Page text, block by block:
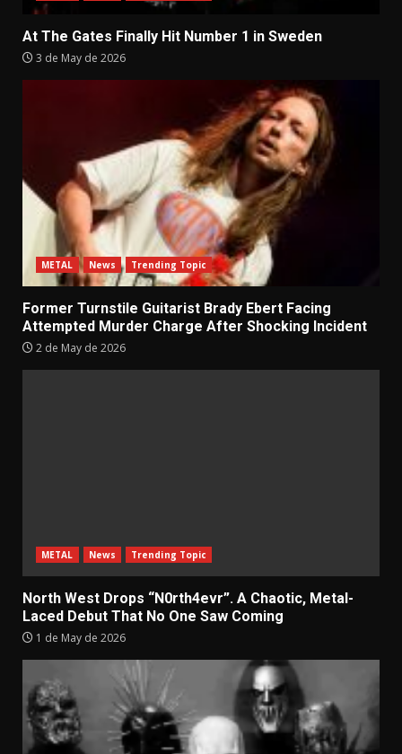
At The Gates Finally Hit Number 1 in Sweden
3 de May de 2026
METAL News Trending Topic
Former Turnstile Guitarist Brady Ebert Facing
Attempted Murder Charge After Shocking Incident
2 de May de 2026
METAL News Trending Topic
North West Drops “N0rth4evr”. A Chaotic, Metal-
Laced Debut That No One Saw Coming
1 de May de 2026